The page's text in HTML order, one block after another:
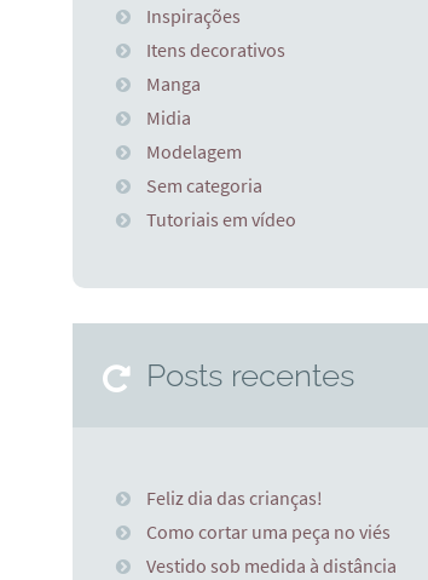
Inspirações
Itens decorativos
Manga
Midia
Modelagem
Sem categoria
Tutoriais em vídeo
Posts recentes
Feliz dia das crianças!
Como cortar uma peça no viés
Vestido sob medida à distância